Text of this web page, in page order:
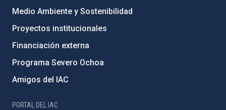
Medio Ambiente y Sostenibilidad
Proyectos institucionales
Financiación externa
Programa Severo Ochoa
Amigos del IAC
PORTAL DEL IAC